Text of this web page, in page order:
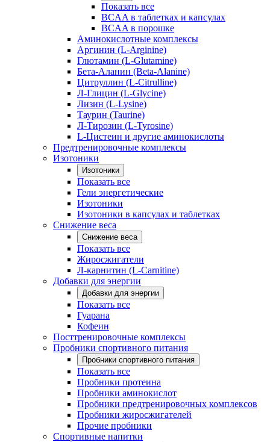
Показать все
BCAA в таблетках и капсулах
BCAA в порошке
Аминокислотные комплексы
Аргинин (L-Arginine)
Глютамин (L-Glutamine)
Бета-Аланин (Beta-Alanine)
Цитруллин (L-Citrulline)
Л-Глицин (L-Glycine)
Лизин (L-Lysine)
Таурин (Taurine)
Л-Тирозин (L-Tyrosine)
L-Цистеин и другие аминокислоты
Предтренировочные комплексы
Изотоники
Изотоники
Показать все
Гели энергетические
Изотоники
Изотоники в капсулах и таблетках
Снижение веса
Снижение веса
Показать все
Жиросжигатели
Л-карнитин (L-Carnitine)
Добавки для энергии
Добавки для энергии
Показать все
Гуарана
Кофеин
Посттренировочные комплексы
Пробники спортивного питания
Пробники спортивного питания
Показать все
Пробники протеина
Пробники аминокислот
Пробники предтренировочных комплексов
Пробники жиросжигателей
Прочие пробники
Спортивные напитки